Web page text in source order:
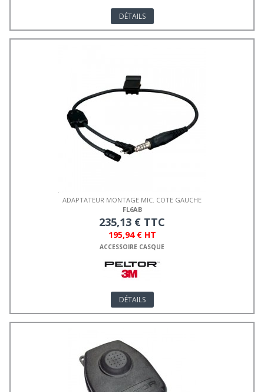
DÉTAILS
ADAPTATEUR MONTAGE MIC. COTE GAUCHE
FL6AB
235,13 € TTC
195,94 € HT
ACCESSOIRE CASQUE
DÉTAILS